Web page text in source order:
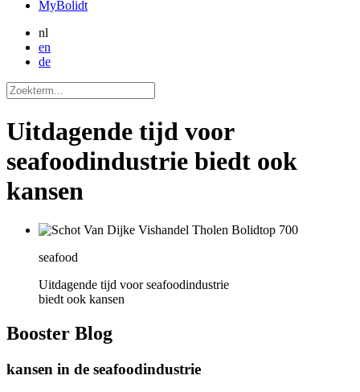
MyBolidt
nl
en
de
Uitdagende tijd voor
seafoodindustrie biedt ook
kansen
seafood
Uitdagende tijd voor seafoodindustrie
biedt ook kansen
Booster Blog
kansen in de seafoodindustrie